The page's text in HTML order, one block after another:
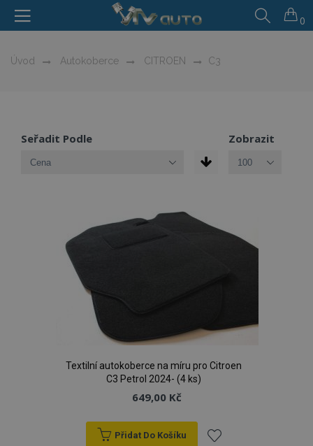
0
Úvod Autokoberce CITROEN C3
Seřadit Podle Zobrazit
Textilní autokoberce na míru pro Citroen
C3 Petrol 2024- (4 ks)
649,00 Kč
Přidat Do Košíku